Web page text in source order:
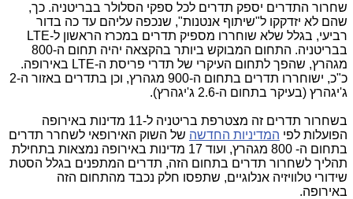
שחרור התדרים יספק תדרים לכל ספקי הסלולר בבריטניה. כך,
שהם לא יזדקקו ל"שיתוף אנטנות", שנכפה עליהם עד כה בדור
רביעי, בגלל שלא שוחררו מספיק תדרים במכרז הראשון ל-LTE
בבריטניה. התחום המבוקש ביותר בהקצאה יהיה תחום ה-800
מגהרץ, שהפך לתחום העיקרי של תדרי פריסת ה-LTE באירופה.
כ"כ, ישוחררו תדרים בתחום ה-900 מגהרץ, וכן בתדרים באזור ה-2
ג'יגהרץ (בעיקר בתחום ה-2.6 ג'יגהרץ).
בשחרור תדרים זה מצטרפת בריטניה ל-11 מדינות באירופה
הפועלות לפי המדיניות החדשהשל השוק האירופאי לשחרר תדרים
בתחום ה- 800 מגהרץ, ועוד 17 מדינות באירופה נמצאות בתחילת
תהליך לשחרור תדרים בתחום הזה, תדרים המתפנים בגלל הסטת
שידורי טלוויזיה אנלוגיים, שתפסו חלק נכבד מהתחום הזה
באירופה.